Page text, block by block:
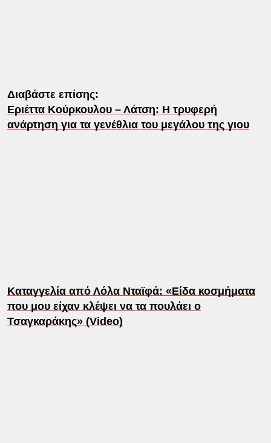
Διαβάστε επίσης:
Εριέττα Κούρκουλου – Λάτση: Η τρυφερή
ανάρτηση για τα γενέθλια του μεγάλου της γιου
Καταγγελία από Λόλα Νταϊφά: «Είδα κοσμήματα
που μου είχαν κλέψει να τα πουλάει ο
Τσαγκαράκης» (Video)